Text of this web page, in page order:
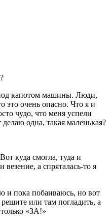
капотом машины. Люди,
это очень опасно. Что я и
чудо, что меня успели
одна, такая маленькая?
куда смогла, туда и
а спряталась-то я
и пока побаиваюсь, но вот
или там погладить, а
«ЗА!»